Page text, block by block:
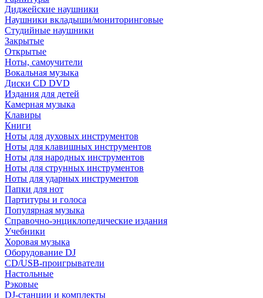
Диджейские наушники
Наушники вкладыши/мониторинговые
Студийные наушники
Закрытые
Открытые
Ноты, самоучители
Вокальная музыка
Диски CD DVD
Издания для детей
Камерная музыка
Клавиры
Книги
Ноты для духовых инструментов
Ноты для клавишных инструментов
Ноты для народных инструментов
Ноты для струнных инструментов
Ноты для ударных инструментов
Папки для нот
Партитуры и голоса
Популярная музыка
Справочно-энциклопедические издания
Учебники
Хоровая музыка
Оборудование DJ
CD/USB-проигрыватели
Настольные
Рэковые
DJ-станции и комплекты